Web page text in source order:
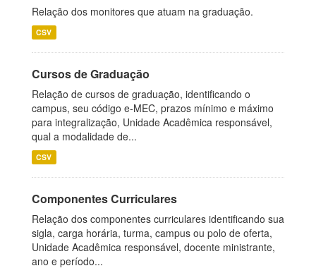
Relação dos monitores que atuam na graduação.
CSV
Cursos de Graduação
Relação de cursos de graduação, identificando o
campus, seu código e-MEC, prazos mínimo e máximo
para integralização, Unidade Acadêmica responsável,
qual a modalidade de...
CSV
Componentes Curriculares
Relação dos componentes curriculares identificando sua
sigla, carga horária, turma, campus ou polo de oferta,
Unidade Acadêmica responsável, docente ministrante,
ano e período...